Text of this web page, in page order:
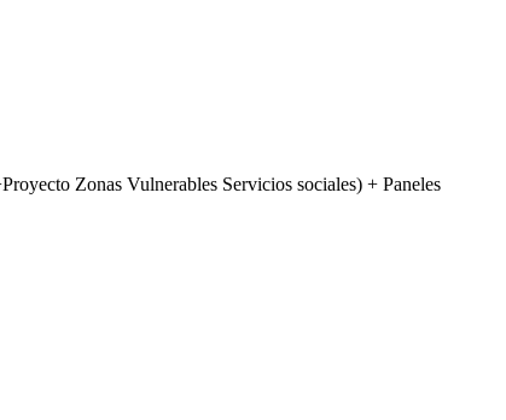
Zonas Vulnerables Servicios sociales) + Paneles